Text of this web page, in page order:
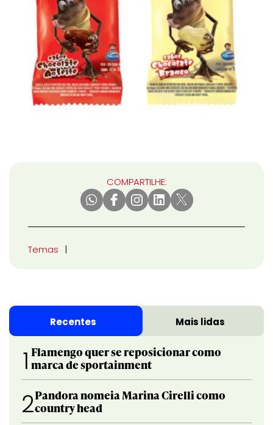
COMPARTILHE:
Temas
Recentes Mais lidas
1 Flamengo quer se reposicionar como
marca de sportainment
2Pandora nomeia Marina Cirelli como
country head